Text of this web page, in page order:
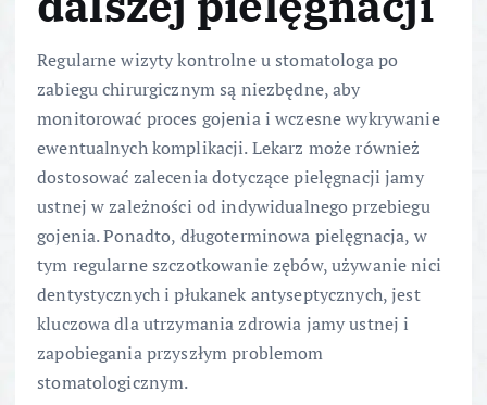
Regularne wizyty kontrolne u stomatologa po
zabiegu chirurgicznym są niezbędne, aby
monitorować proces gojenia i wczesne wykrywanie
ewentualnych komplikacji. Lekarz może również
dostosować zalecenia dotyczące pielęgnacji jamy
ustnej w zależności od indywidualnego przebiegu
gojenia. Ponadto, długoterminowa pielęgnacja, w
tym regularne szczotkowanie zębów, używanie nici
dentystycznych i płukanek antyseptycznych, jest
kluczowa dla utrzymania zdrowia jamy ustnej i
zapobiegania przyszłym problemom
stomatologicznym.